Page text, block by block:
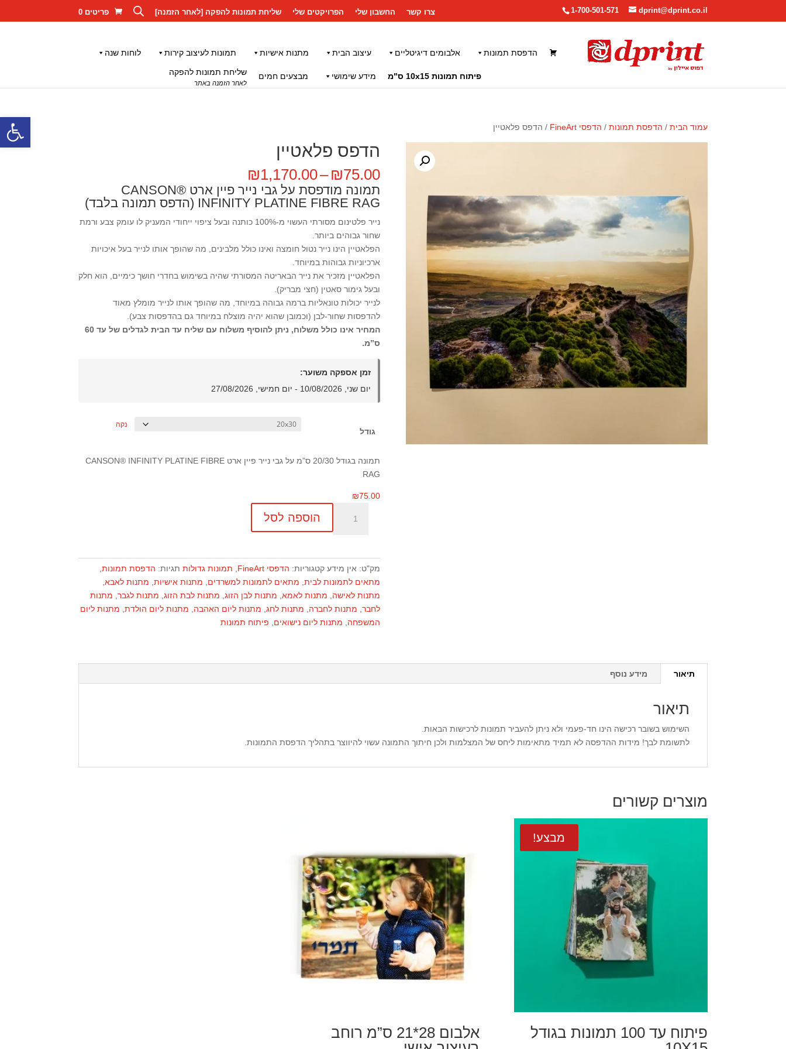
פתח
1-700-501-571 dprint@dprint.co.il צרו קשר החשבון שלי הפרויקטים שלי שליחת תמונות להפקה [לאחר הזמנה] פריטים 0
הדפסת תמונות אלבומים דיגיטליים עיצוב הבית מתנות אישיות תמונות לעיצוב קירות לוחות שנה
פיתוח תמונות 10x15 ס"מ מידע שימושי מבצעים חמים שליחת תמונות להפקה
לאחר הזמנה באתר
עמוד הבית / הדפסת תמונות / הדפסי FineArt / הדפס פלאטיין
הדפס פלאטיין
₪75.00
–
₪1,170.00
מחירים:
תמונה מודפסת על גבי נייר פיין ארט CANSON®
INFINITY PLATINE FIBRE RAG (הדפס תמונה בלבד)
נייר פלטינום מסורתי העשוי מ-100% כותנה ובעל ציפוי ייחודי המעניק לו עומק צבע ורמת
שחור גבוהים ביותר.
הפלאטיין הינו נייר נטול חומצה ואינו כולל מלבינים, מה שהופך אותו לנייר בעל איכויות
ארכיוניות גבוהות במיוחד.
הפלאטיין מזכיר את נייר הבאריטה המסורתי שהיה בשימוש בחדרי חושך כימיים, הוא חלק
ובעל גימור סאטין (חצי מבריק).
לנייר יכולות טונאליות ברמה גבוהה במיוחד, מה שהופך אותו לנייר מומלץ מאוד
להדפסות שחור-לבן (וכמובן שהוא יהיה מוצלח במיוחד גם בהדפסות צבע).
המחיר אינו כולל משלוח, ניתן להוסיף משלוח עם שליח עד הבית לגדלים של עד 60
ס”מ.
זמן אספקה משוער:
יום שני, 10/08/2026 - יום חמישי, 27/08/2026
גודל
נקה
תמונה בגודל 20/30 ס”מ על גבי נייר פיין ארט CANSON® INFINITY PLATINE FIBRE
RAG
₪75.00
הוספה לסל
מק"ט: אין מידע קטגוריות: הדפסי FineArt תמונות גדולות תגיות: הדפסת תמונות,
מתאים לתמונות לבית, מתאים לתמונות למשרדים מתנות אישיות, מתנות לאבא,
מתנות לאישה
מתנות לאמא, מתנות לבן הזוג, מתנות לבת הזוג, מתנות לגבר, מתנות
לחבר, מתנות לחברה מתנות לחג, מתנות ליום האהבה מתנות ליום הולדת, מתנות ליום
המשפחה
מתנות ליום נישואים פיתוח תמונות
תיאור מידע נוסף
תיאור
השימוש בשובר רכישה הינו חד-פעמי ולא ניתן להעביר תמונות לרכישות הבאות.
לתשומת לבך! מידות ההדפסה לא תמיד מתאימות ליחס של המצלמות ולכן חיתוך התמונה עשוי להיווצר בתהליך הדפסת התמונות.
מוצרים קשורים
מבצע!
פיתוח עד 100 תמונות בגודל
אלבום 28*21 ס”מ רוחב